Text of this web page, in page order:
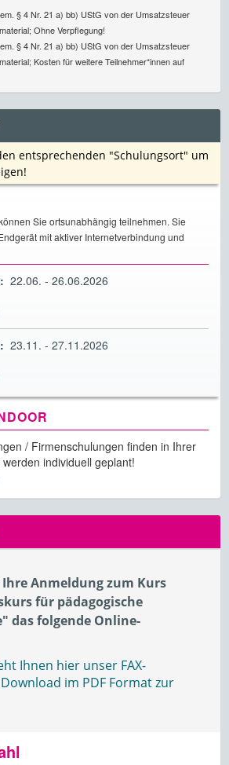
§ 4 Nr. 21 a) bb) UStG von der Umsatzsteuer
Ohne Verpflegung!
§ 4 Nr. 21 a) bb) UStG von der Umsatzsteuer
Kosten für weitere Teilnehmer*innen auf
entsprechenden "Schulungsort" um
Sie ortsunabhängig teilnehmen. Sie
mit aktiver Internetverbindung und
22.06. - 26.06.2026
23.11. - 27.11.2026
/ Firmenschulungen finden in Ihrer
individuell geplant!
Anmeldung zum Kurs
für pädagogische
das folgende Online-
Ihnen hier unser FAX-
im PDF Format zur